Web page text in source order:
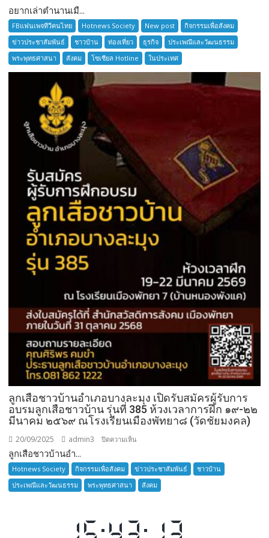
เล่า
ตำนาน
เมือง
โบราณ
สมุทรปราการ
อยากเล่าตำนานเมื...
FBแฟนเพจทีวีคนไทย Hotnews Society New post
กิจกรรมเพื่อสังคม
ข่าวประชาสัมพันธ์
ชาวบ้าน ท่องเที่ยว ธุรกิจ
ประเพณีและวัฒนธรรม
พระพุทธศาสนา
สังคม โซเซียล Hotline ในประเทศ
ลูกเสือชาวบ้านอำเภอบางละมุง เปิดรับสมัครผู้รับการ
อบรมลูกเสือชาวบ้าน รุ่นที่ 385 ห้วงเวลาการฝึก ๑๙-๒๒
มีนาคม ๒๕๖๙ ณโรงเรียนเมืองพัทยา๘ (วัดชัยมงคล)
20/09/2025 admin3 ปิดความเห็น
เสือ
ชาว
บ้าน
เปิด
ลูกเสือชาวบ้านอำ...
Hotnews Society กิจกรรมเพื่อสังคม ข่าวประชาสัมพันธ์
ชาวบ้าน
ประเพณีและวัฒนธรรม
พระพุทธศาสนา สังคม